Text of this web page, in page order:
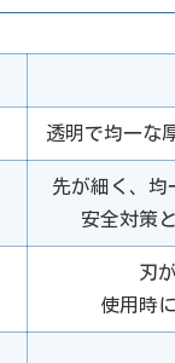
透明で均一な
先が細く、均
安全対策
刃
使用時